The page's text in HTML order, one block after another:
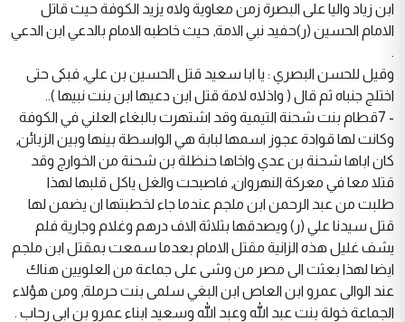
ابن زياد واليا على البصرة زمن معاوية ولاه يزيد الكوفة حيث قاتل
الامام الحسين (ر)حفيد نبي الامة, حيث خاطبه الامام بالدعي ابن الدعي
.
وقيل للحسن البصري : يا ابا سعيد قتل الحسين بن علي, فبكى حتى
اختلج جنباه ثم قال ( واذلاه لامة قتل ابن دعيها ابن بنت نبيها )..
- 7قطام بنت شحنة التيمية وقد اشتهرت بالبغاء العلني في الكوفة
وكانت لها قوادة عجوز اسمها لبابة هي الواسطة بينها وبين الزبائن,
كان اباها شحنة بن عدي واخاها حنظلة بن شحنة من الخوارج وقد
قتلا معا في معركة النهروان, فاصبحت والغل ياكل قلبها لهذا
طلبت من عبد الرحمن ابن ملجم عندما جاء لخطبتها ان يضمن لها
قتل سيدنا علي (ر) ويصدقها بثلاثة الاف درهم وغلام وجارية فلم
يشف غليل هذه الزانية مقتل الامام بعدما سمعت بمقتل ابن ملجم
ايضا لهذا بعثت الى مصر من وشى على جماعة من العلويين هناك
عند الوالى عمرو ابن العاص ابن البغي سلمى بنت حرملة, ومن هؤلاء
الجماعة خولة بنت عبد الله وعبد الله وسعيد ابناء عمرو بن ابي رحاب .